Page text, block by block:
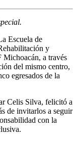
Escuela de
y
a través
del mismo centro,
egresados de la
Celis Silva, felicitó a
de invitarlos a seguir
con la